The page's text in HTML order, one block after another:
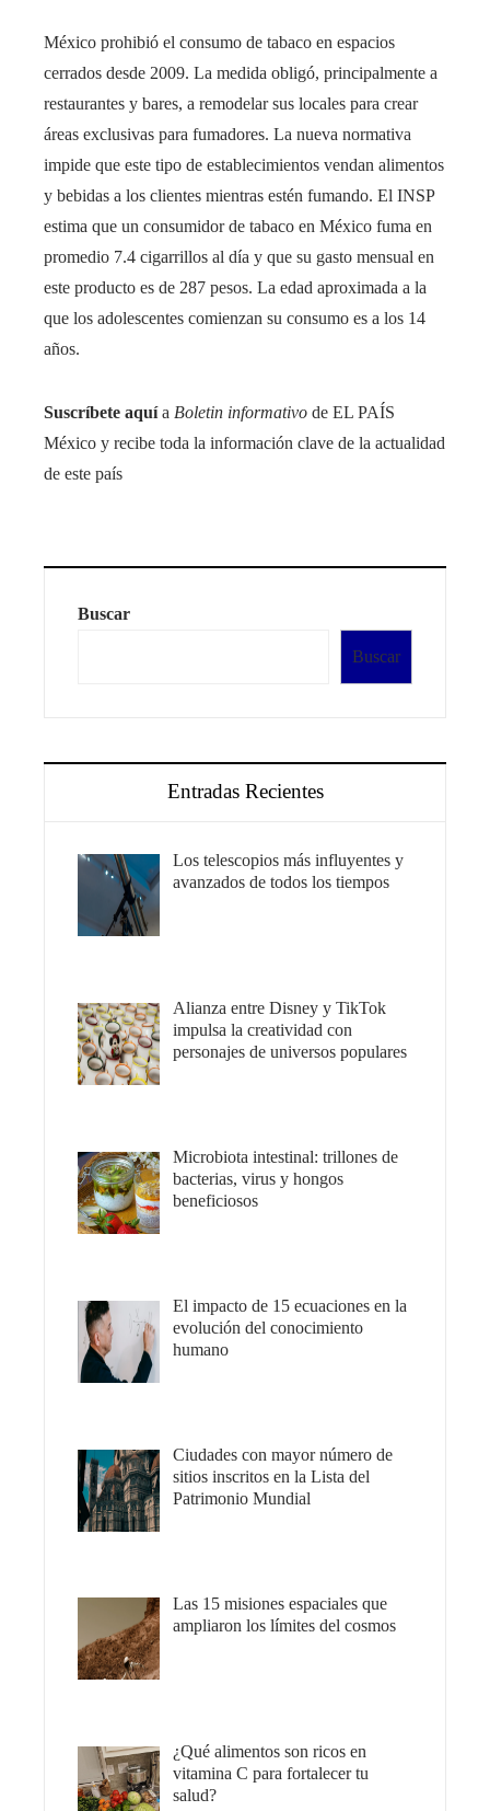
México prohibió el consumo de tabaco en espacios
cerrados desde 2009. La medida obligó, principalmente a
restaurantes y bares, a remodelar sus locales para crear
áreas exclusivas para fumadores. La nueva normativa
impide que este tipo de establecimientos vendan alimentos
y bebidas a los clientes mientras estén fumando. El INSP
estima que un consumidor de tabaco en México fuma en
promedio 7.4 cigarrillos al día y que su gasto mensual en
este producto es de 287 pesos. La edad aproximada a la
que los adolescentes comienzan su consumo es a los 14
años.
Suscríbete aquí a Boletin informativo de EL PAÍS
México y recibe toda la información clave de la actualidad
de este país
Buscar
Buscar
Entradas Recientes
Los telescopios más influyentes y
avanzados de todos los tiempos
Alianza entre Disney y TikTok
impulsa la creatividad con
personajes de universos populares
Microbiota intestinal: trillones de
bacterias, virus y hongos
beneficiosos
El impacto de 15 ecuaciones en la
evolución del conocimiento
humano
Ciudades con mayor número de
sitios inscritos en la Lista del
Patrimonio Mundial
Las 15 misiones espaciales que
ampliaron los límites del cosmos
¿Qué alimentos son ricos en
vitamina C para fortalecer tu
salud?